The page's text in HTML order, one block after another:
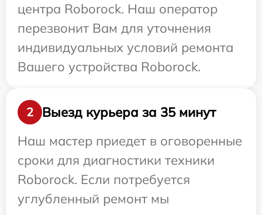
центра Roborock. Наш оператор
перезвонит Вам для уточнения
индивидуальных условий ремонта
Вашего устройства Roborock.
2
Выезд курьера за 35 минут
Наш мастер приедет в оговоренные
сроки для диагностики техники
Roborock. Если потребуется
углубленный ремонт мы